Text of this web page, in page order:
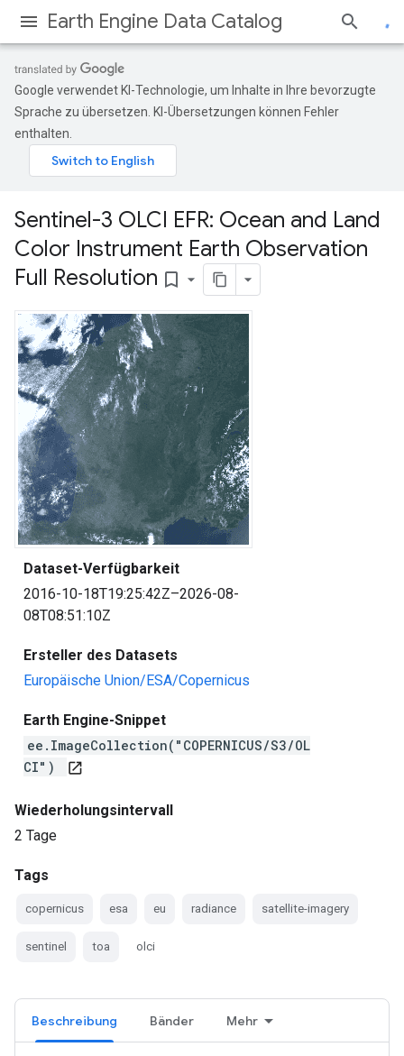
Earth Engine Data Catalog
Google verwendet KI-Technologie, um Inhalte in Ihre bevorzugte
Sprache zu übersetzen. KI-Übersetzungen können Fehler
enthalten.
Sentinel-3 OLCI EFR: Ocean and Land
Color Instrument Earth Observation
Full Resolution bookmark_border
Dataset-Verfügbarkeit
2016-10-18T19:25:42Z–2026-08-
08T08:51:10Z
Ersteller des Datasets
Europäische Union/ESA/Copernicus
Earth Engine-Snippet
ee.ImageCollection("COPERNICUS/S3/OL
CI")
open_in_new
Wiederholungsintervall
2 Tage
Tags
copernicus esa eu radiance satellite-imagery
sentinel toa olci
Beschreibung Bänder Mehr